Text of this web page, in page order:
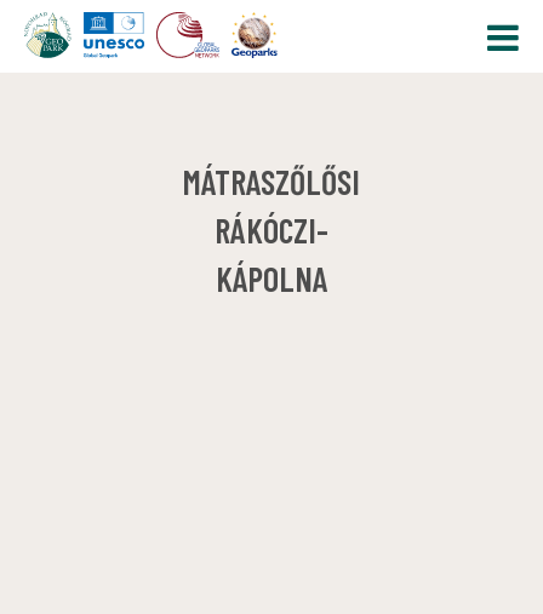
MÁTRASZŐLŐSI
RÁKÓCZI-
KÁPOLNA